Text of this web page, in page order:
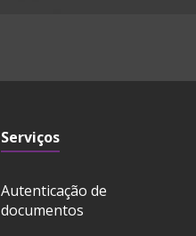
Serviços
Autenticação de
documentos